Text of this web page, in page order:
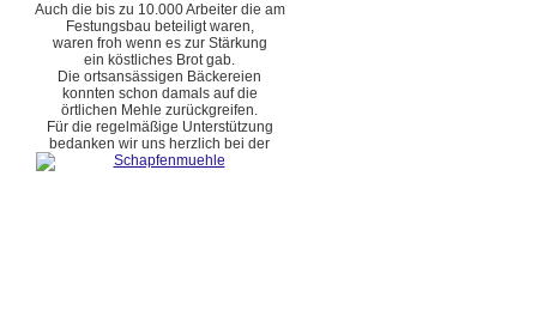
Auch die bis zu 10.000 Arbeiter die am
Festungsbau beteiligt waren,
waren froh wenn es zur Stärkung
ein köstliches Brot gab.
Die ortsansässigen Bäckereien
konnten schon damals auf die
örtlichen Mehle zurückgreifen.
Für die regelmäßige Unterstützung
bedanken wir uns herzlich bei der